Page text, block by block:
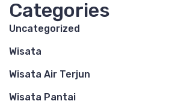
Categories
Uncategorized
Wisata
Wisata Air Terjun
Wisata Pantai